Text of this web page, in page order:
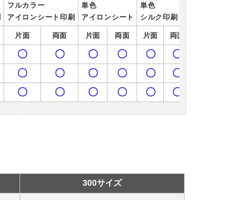
フルカラー
アイロンシート印刷
単色
アイロンシート
単色
シルク印刷
片面 両面 片面 両面 片面 両面
〇 〇 〇 〇 〇 〇
〇 〇 〇 〇 〇 〇
〇 〇 〇 〇 〇 〇
300サイズ